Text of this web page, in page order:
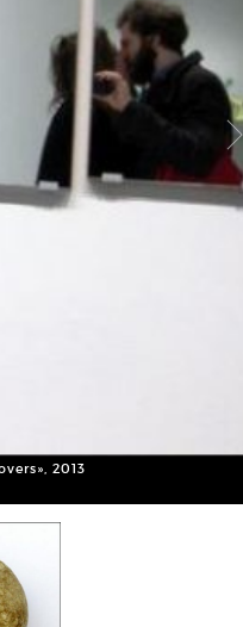
2013